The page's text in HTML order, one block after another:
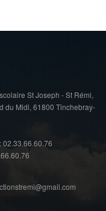
St Joseph - St Rémi,
du Midi, 61800 Tinchebray-
02.33.66.60.76